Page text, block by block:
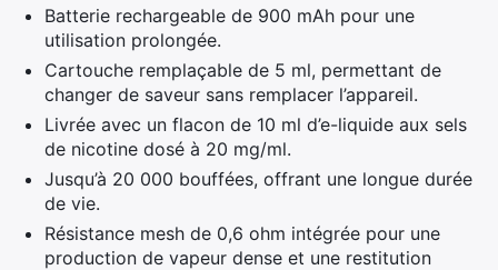
Batterie rechargeable de 900 mAh pour une
utilisation prolongée.
Cartouche remplaçable de 5 ml, permettant de
changer de saveur sans remplacer l’appareil.
Livrée avec un flacon de 10 ml d’e-liquide aux sels
de nicotine dosé à 20 mg/ml.
Jusqu’à 20 000 bouffées, offrant une longue durée
de vie.
Résistance mesh de 0,6 ohm intégrée pour une
production de vapeur dense et une restitution